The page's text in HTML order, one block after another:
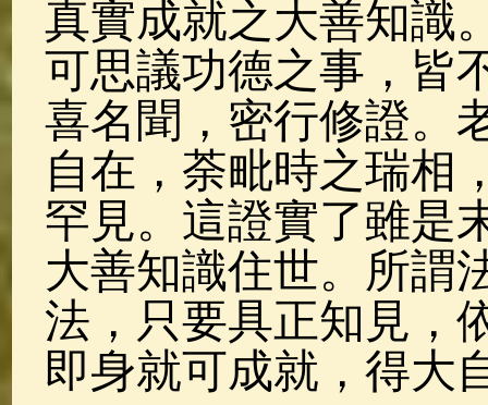
真實成就之大善知識
可思議功德之事，皆
喜名聞，密行修證。
自在，荼毗時之瑞相
罕見。這證實了雖是
大善知識住世。所謂
法，只要具正知見，
即身就可成就，得大